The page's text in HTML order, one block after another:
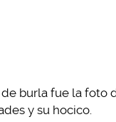
burla fue la foto
y su hocico.